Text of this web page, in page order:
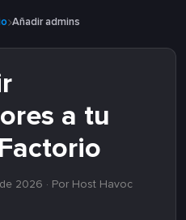
Añadir admins
a tu
2026 · Por Host Havoc